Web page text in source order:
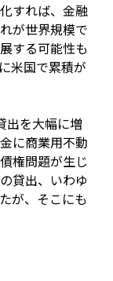
すれば、金融
が世界規模で
する可能性も
米国で累積が
出を大幅に増
に商業用不動
権問題が生じ
貸出、いわゆ
が、そこにも